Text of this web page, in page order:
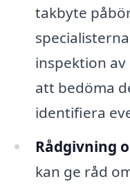
takbyte
inspektion
att bedöma
identifiera
Rådgivning
kan ge råd